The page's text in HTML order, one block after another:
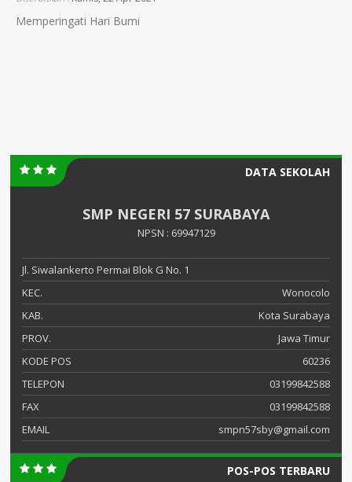
Memperingati Hari Bumi
DATA SEKOLAH
SMP NEGERI 57 SURABAYA
NPSN : 69947129
Jl. Siwalankerto Permai Blok G No. 1
KEC.
Wonocolo
KAB.
Kota Surabaya
PROV.
Jawa Timur
KODE POS
60236
TELEPON
03199842588
FAX
03199842588
EMAIL
smpn57sby@gmail.com
POS-POS TERBARU